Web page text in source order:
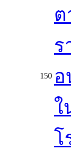
150
ต
ร
อ
ใ
โ